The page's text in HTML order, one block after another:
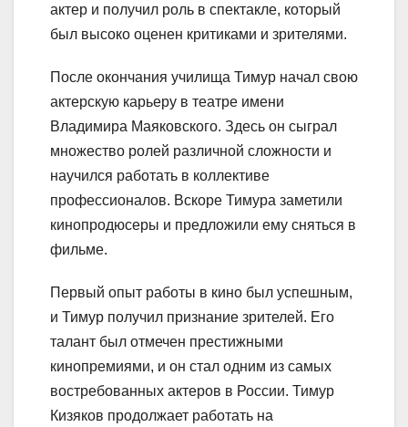
актер и получил роль в спектакле, который
был высоко оценен критиками и зрителями.
После окончания училища Тимур начал свою
актерскую карьеру в театре имени
Владимира Маяковского. Здесь он сыграл
множество ролей различной сложности и
научился работать в коллективе
профессионалов. Вскоре Тимура заметили
кинопродюсеры и предложили ему сняться в
фильме.
Первый опыт работы в кино был успешным,
и Тимур получил признание зрителей. Его
талант был отмечен престижными
кинопремиями, и он стал одним из самых
востребованных актеров в России. Тимур
Кизяков продолжает работать на